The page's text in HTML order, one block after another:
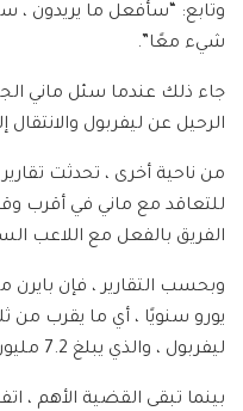
وتابع: “سأفعل ما يريدون ،
شيء معًا”.
جاء ذلك عندما سئل ماني
الرحيل عن ليفربول والانتقال
من ناحية أخرى ، تحدثت
للتعاقد مع ماني في أقرب
الفريق بالفعل مع اللاعب
يورو سنويًا ، أي ما يقرب من
ليفربول ، والذي يبلغ 7.2 مليون يورو سنويًا.
بينما تبقى القضية الأهم ،